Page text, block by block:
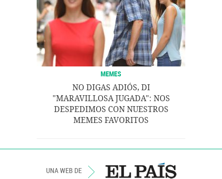
MEMES
NO DIGAS ADIÓS, DI
"MARAVILLOSA JUGADA": NOS
DESPEDIMOS CON NUESTROS
MEMES FAVORITOS
UNA WEB DE